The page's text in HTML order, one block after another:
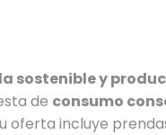
sostenible y
de consumo
oferta incluye